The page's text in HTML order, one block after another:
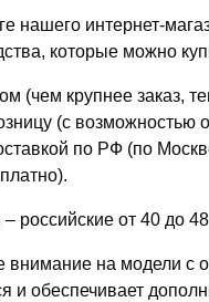
нашего интернет-
которые можно
(чем крупнее заказ,
(с возможностью
по РФ (по
российские от 40 до
внимание на модели с
и обеспечивает